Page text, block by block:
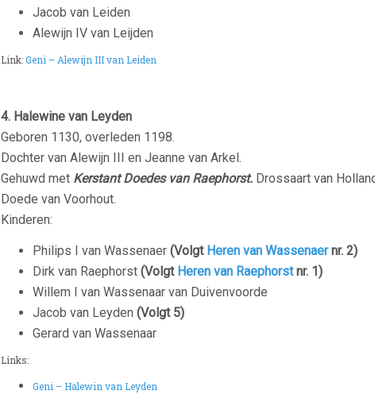
Jacob van Leiden
Alewijn IV van Leijden
Link:Geni – Alewijn III van Leiden
4. Halewine van Leyden
Geboren 1130, overleden 1198.
Dochter van Alewijn III en Jeanne van Arkel.
Gehuwd met Kerstant Doedes van Raephorst. Drossaart van
Do
Kinderen:
Philips I van Wassenaer (Volgt Heren van Wassenaernr. 2)
Dirk van Raephorst (Volgt Heren van Raephorstnr. 1)
Willem I van Wassenaar van Duivenvoorde
Jacob van Leyden (Volgt 5)
Gerard van Wassenaar
Links:
Geni – Halewin van Leyden